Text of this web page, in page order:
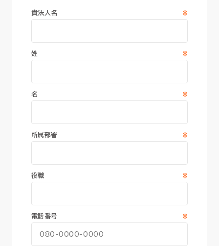
*
貴法人名
*
姓
*
名
*
所属部署
*
役職
*
電話番号